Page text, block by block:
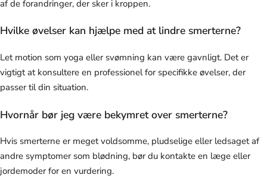
af de forandringer, der sker i kroppen.
Hvilke øvelser kan hjælpe med at lindre smerterne?
Let motion som yoga eller svømning kan være gavnligt. Det er
vigtigt at konsultere en professionel for specifikke øvelser, der
passer til din situation.
Hvornår bør jeg være bekymret over smerterne?
Hvis smerterne er meget voldsomme, pludselige eller ledsaget af
andre symptomer som blødning, bør du kontakte en læge eller
jordemoder for en vurdering.